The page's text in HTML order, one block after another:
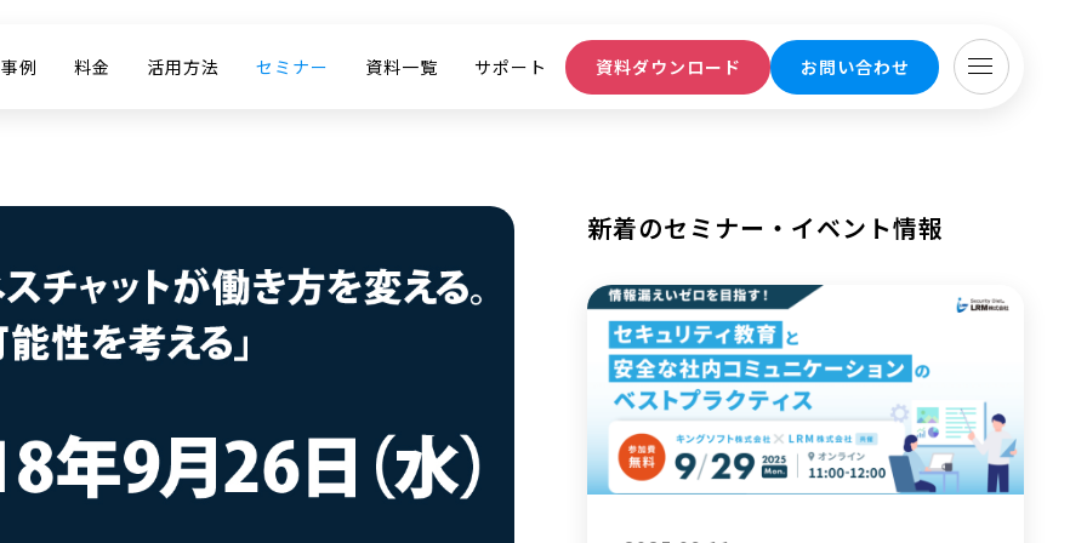
例 料金 活用方法 セミナー 資料一覧 サポート 資料ダウンロード お問い合わせ
新着のセミナー・イベント情報